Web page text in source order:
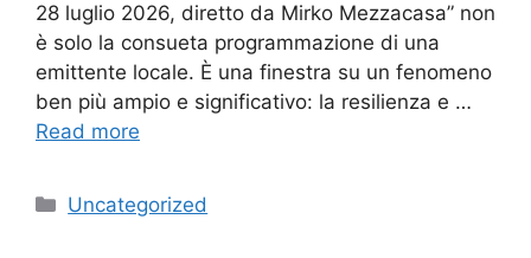
28 luglio 2026, diretto da Mirko Mezzacasa” non
è solo la consueta programmazione di una
emittente locale. È una finestra su un fenomeno
ben più ampio e significativo: la resilienza e …
Read more
Categories
Uncategorized